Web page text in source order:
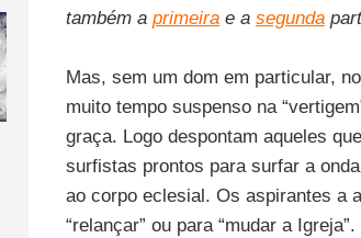
também a primeirae a segunda
Mas, sem um dom em particular,
muito tempo suspenso na
graça. Logo despontam aqueles
surfistas prontos para surfar a
ao corpo eclesial. Os aspirantes a
“relançar” ou para “mudar a